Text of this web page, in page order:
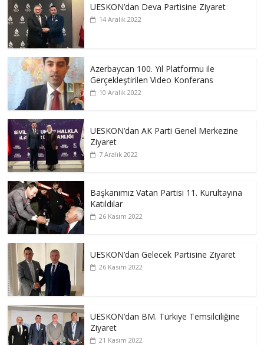
UESKON’dan Deva Partisine Ziyaret
14 Aralık 2022
Azerbaycan 100. Yıl Platformu ile
Gerçekleştirilen Video Konferans
10 Aralık 2022
UESKON’dan AK Parti Genel Merkezine
Ziyaret
7 Aralık 2022
Başkanımız Vatan Partisi 11. Kurultayına
Katıldılar
26 Kasım 2022
UESKON’dan Gelecek Partisine Ziyaret
26 Kasım 2022
UESKON’dan BM. Türkiye Temsilciliğine
Ziyaret
21 Kasım 2022